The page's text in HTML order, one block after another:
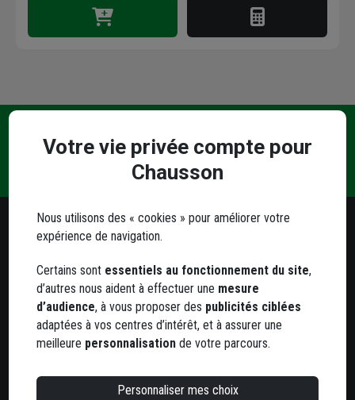
Livraison
et retrait
Une
question
?
Paiement
Besoin d'un conseil ?
Notre service client est à votre écoute
Du lundi au jeudi
de 8h à 12h et de 13h30 à 17h
Le vendredi
de 8h à 12h et de 13h30 à 16h
05 63 78 33 33
Votre vie privée compte pour
Chausson
Nous utilisons des « cookies » pour améliorer votre
expérience de navigation.
Certains sont essentiels au fonctionnement du site,
d’autres nous aident à effectuer une mesure
d’audience, à vous proposer des publicités ciblées
adaptées à vos centres d’intérêt, et à assurer une
meilleure personnalisation de votre parcours.
Personnaliser mes choix